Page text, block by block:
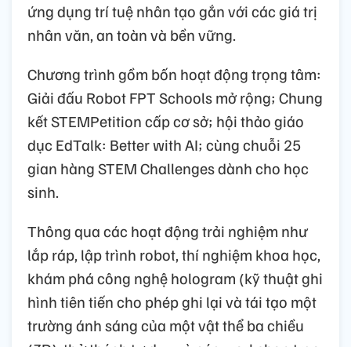
ứng dụng trí tuệ nhân tạo gắn với các giá trị
nhân văn, an toàn và bền vững.
Chương trình gồm bốn hoạt động trọng tâm:
Giải đấu Robot FPT Schools mở rộng; Chung
kết STEMPetition cấp cơ sở; hội thảo giáo
dục EdTalk: Better with AI; cùng chuỗi 25
gian hàng STEM Challenges dành cho học
sinh.
Thông qua các hoạt động trải nghiệm như
lắp ráp, lập trình robot, thí nghiệm khoa học,
khám phá công nghệ hologram (kỹ thuật ghi
hình tiên tiến cho phép ghi lại và tái tạo một
trường ánh sáng của một vật thể ba chiều